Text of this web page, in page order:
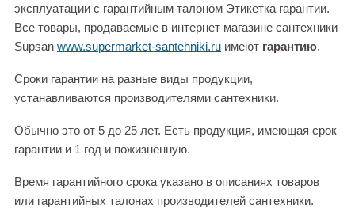
эксплуатации с гарантийным талоном Этикетка гарантии.
Все товары, продаваемые в интернет магазине сантехники
Supsan www.supermarket-santehniki.ru имеют гарантию.
Сроки гарантии на разные виды продукции,
устанавливаются производителями сантехники.
Обычно это от 5 до 25 лет. Есть продукция, имеющая срок
гарантии и 1 год и пожизненную.
Время гарантийного срока указано в описаниях товаров
или гарантийных талонах производителей сантехники.